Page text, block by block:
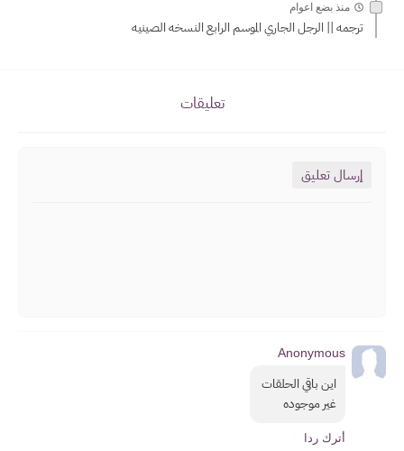
منذ بضع اعوام
ترجمه || الرجل الجاري الموسم الرابع النسخه الصينيه
تعليقات
إرسال تعليق
Anonymous
اين باقي الحلقات
غير موجوده
أترك ردا